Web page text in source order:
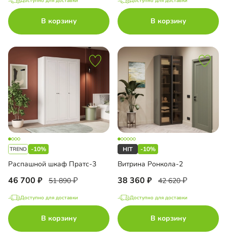
В корзину В корзину
-10%
Распашной шкаф Пратс-3
46 700 51 890
Доступно для доставки
В корзину
-10%
Витрина Ронкола-2
38 360 42 620
Доступно для доставки
В корзину